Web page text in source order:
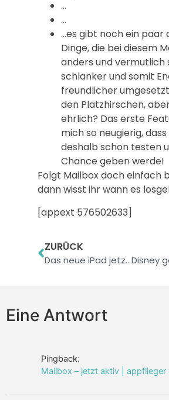
…
…
…es gibt noch ein paar
Dinge, die bei diesem
anders und vermutlich
schlanker und somit
freundlicher
den Platzhirschen,
ehrlich? Das erste
mich so neugierig,
deshalb schon testen
Chance geben werde!
Folgt Mailbox doch einfach
dann wisst ihr wann es
[appext 576502633]
ZURÜCK
Das neue iPad jetzt mit 128 GB Speicher
Eine Antwort
Pingback:
Mailbox – jetzt aktiv | appflieger